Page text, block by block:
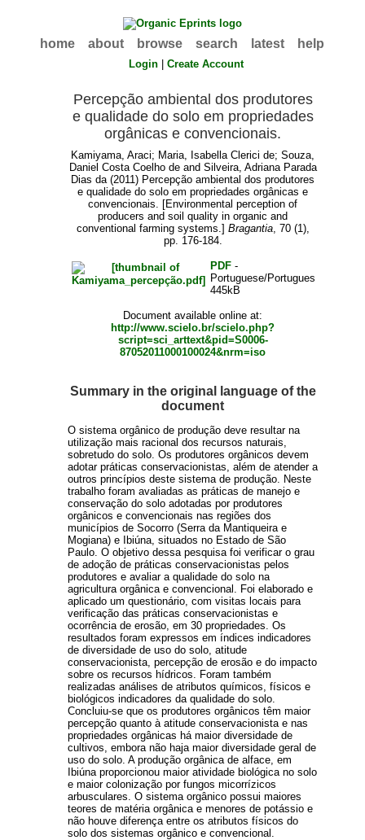
home about browse search latest help
Login |Create Account
Percepção ambiental dos produtores
e qualidade do solo em propriedades
orgânicas e convencionais.
Kamiyama, Araci; Maria, Isabella Clerici de;Souza,
Daniel Costa Coelho deand Silveira, Adriana Parada
Dias da(2011) Percepção ambiental dos produtores
e qualidade do solo em propriedades orgânicas e
convencionais. [Environmental perception of
producers and soil quality in organic and
conventional farming systems.] Bragantia, 70 (1),
pp. 176-184.
PDF -
Portuguese/Portugues
445kB
Document available online at:
http://www.scielo.br/scielo.php?
script=sci_arttext&pid=S0006-
87052011000100024&nrm=iso
Summary in the original language of the
document
O sistema orgânico de produção deve resultar na
utilização mais racional dos recursos naturais,
sobretudo do solo. Os produtores orgânicos devem
adotar práticas conservacionistas, além de atender a
outros princípios deste sistema de produção. Neste
trabalho foram avaliadas as práticas de manejo e
conservação do solo adotadas por produtores
orgânicos e convencionais nas regiões dos
municípios de Socorro (Serra da Mantiqueira e
Mogiana) e Ibiúna, situados no Estado de São
Paulo. O objetivo dessa pesquisa foi verificar o grau
de adoção de práticas conservacionistas pelos
produtores e avaliar a qualidade do solo na
agricultura orgânica e convencional. Foi elaborado e
aplicado um questionário, com visitas locais para
verificação das práticas conservacionistas e
ocorrência de erosão, em 30 propriedades. Os
resultados foram expressos em índices indicadores
de diversidade de uso do solo, atitude
conservacionista, percepção de erosão e do impacto
sobre os recursos hídricos. Foram também
realizadas análises de atributos químicos, físicos e
biológicos indicadores da qualidade do solo.
Concluiu-se que os produtores orgânicos têm maior
percepção quanto à atitude conservacionista e nas
propriedades orgânicas há maior diversidade de
cultivos, embora não haja maior diversidade geral de
uso do solo. A produção orgânica de alface, em
Ibiúna proporcionou maior atividade biológica no solo
e maior colonização por fungos micorrízicos
arbusculares. O sistema orgânico possui maiores
teores de matéria orgânica e menores de potássio e
não houve diferença entre os atributos físicos do
solo dos sistemas orgânico e convencional.